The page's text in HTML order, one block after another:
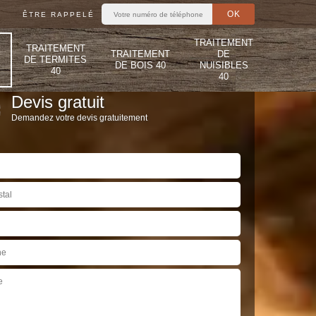
ÊTRE RAPPELÉ
TRAITEMENT
DE TERMITES
40
TRAITEMENT
DE BOIS 40
TRAITEMENT
DE
NUISIBLES
40
Devis gratuit
Demandez votre devis gratuitement